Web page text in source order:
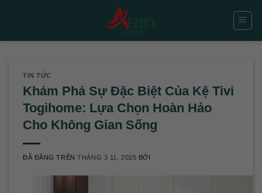
TIN TỨC
Khám Phá Sự Đặc Biệt Của Kệ Tivi
Togihome: Lựa Chọn Hoàn Hảo
Cho Không Gian Sống
ĐÃ ĐĂNG TRÊNTHÁNG 3 11, 2025 BỞI